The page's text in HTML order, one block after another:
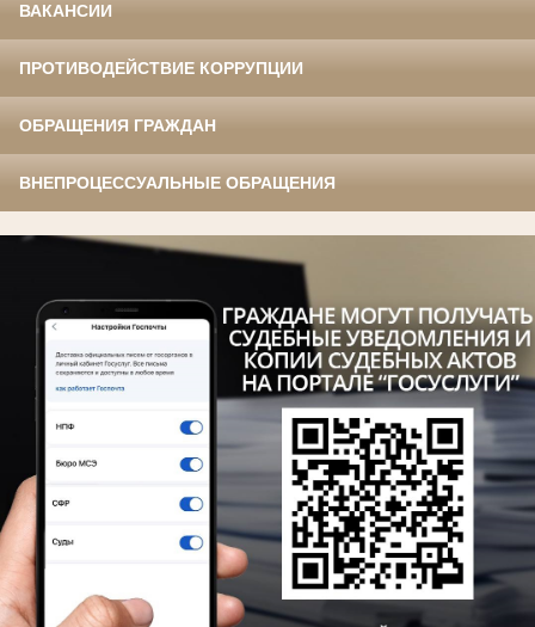
ВАКАНСИИ
ПРОТИВОДЕЙСТВИЕ КОРРУПЦИИ
ОБРАЩЕНИЯ ГРАЖДАН
ВНЕПРОЦЕССУАЛЬНЫЕ ОБРАЩЕНИЯ